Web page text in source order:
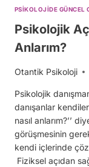
PSIKOLOJIDE GÜNCEL
Psikolojik
Anlarım?
Otantik Psikoloji
Psikolojik
danışanlar
nasıl anlarım?’’
görüşmesinin
kendi içlerinde
Fiziksel açıdan